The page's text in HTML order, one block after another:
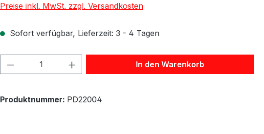
Preise inkl. MwSt. zzgl. Versandkosten
Sofort verfügbar, Lieferzeit: 3 - 4 Tagen
Produkt Anzahl: Gib den gewünschten Wert
In den Warenkorb
Produktnummer: PD22004